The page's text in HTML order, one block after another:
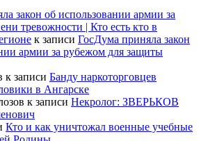
закон об использовании армии за
тревожности | Кто есть кто в
к записи ГосДума приняла закон
армии за рубежом для защиты
к записи Банду наркоторговцев
в Ангарске
к записи Некролог: ЗВЕРЬКОВ
Кто и как уничтожал военные учебные